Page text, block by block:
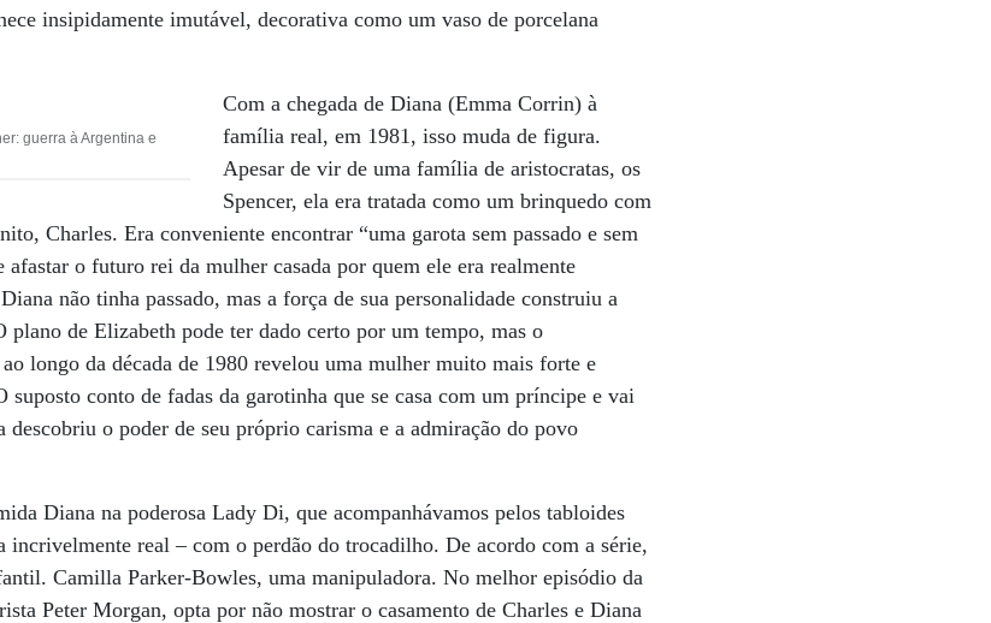
insipidamente imutável, decorativa como um vaso de porcelana
guerra à Argentina e
Com a chegada de Diana (Emma Corrin) à
família real, em 1981, isso muda de figura.
Apesar de vir de uma família de aristocratas, os
Spencer, ela era tratada como um brinquedo com
Charles. Era conveniente encontrar “uma garota sem passado e sem
o futuro rei da mulher casada por quem ele era realmente
não tinha passado, mas a força de sua personalidade construiu a
de Elizabeth pode ter dado certo por um tempo, mas o
longo da década de 1980 revelou uma mulher muito mais forte e
suposto conto de fadas da garotinha que se casa com um príncipe e vai
o poder de seu próprio carisma e a admiração do povo
Diana na poderosa Lady Di, que acompanhávamos pelos tabloides
incrivelmente real – com o perdão do trocadilho. De acordo com a série,
Camilla Parker-Bowles, uma manipuladora. No melhor episódio da
Peter Morgan, opta por não mostrar o casamento de Charles e Diana